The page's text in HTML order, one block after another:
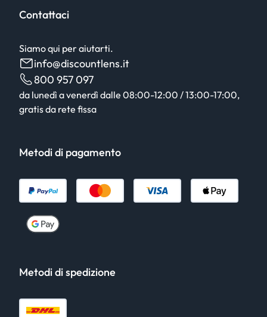
Contattaci
Siamo qui per aiutarti.
info@discountlens.it
800 957 097
da lunedì a venerdì dalle 08:00-12:00 / 13:00-17:00,
gratis da rete fissa
Metodi di pagamento
Metodi di spedizione